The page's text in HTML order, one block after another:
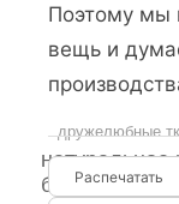
натуральное
белье
дружелюбные
Поэтому мы
вещь и